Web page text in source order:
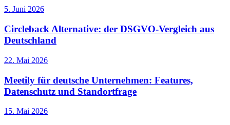
5. Juni 2026
Circleback Alternative: der DSGVO-Vergleich aus
Deutschland
22. Mai 2026
Meetily für deutsche Unternehmen: Features,
Datenschutz und Standortfrage
15. Mai 2026